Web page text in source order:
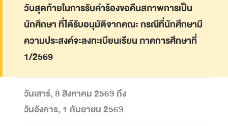
วันสุดท้ายในการรับคำร้องขอคืนสภาพการเป็น
นักศึกษา ที่ได้รับอนุมัติจากคณะ กรณีที่นักศึกษามี
ความประสงค์จะลงทะเบียนเรียน ภาคการศึกษาที่
1/2569
วันเสาร์, 8 สิงหาคม 2569 ถึง
วันอังคาร, 1 กันยายน 2569